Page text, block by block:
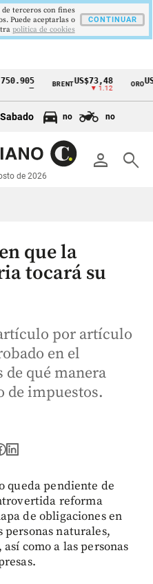
BRENTUS$73,48
▼ 1.12
ORO
Sabado no no
person search
de 2026
que la
tocará su
por artículo
en el
de qué manera
de impuestos.
queda pendiente de
reforma
de obligaciones en
personas naturales,
como a las personas
terceros con fines
Puede aceptarlas o
politica de cookies
CONTINUAR